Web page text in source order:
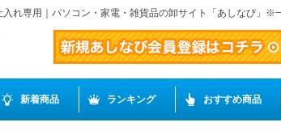
れ専用｜パソコン・家電・雑貨品の卸サイト「あしなび」※
新着商品 ランキング おすすめ商品